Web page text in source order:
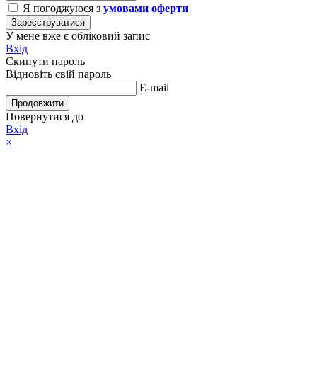
Я погоджуюся з умовами оферти
Зареєструватися
У мене вже є обліковий запис
Вхід
Скинути пароль
Відновіть свій пароль
E-mail
Продовжити
Повернутися до
Вхід
×